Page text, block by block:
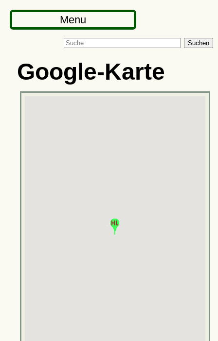
Menu
Suchen
Google-Karte